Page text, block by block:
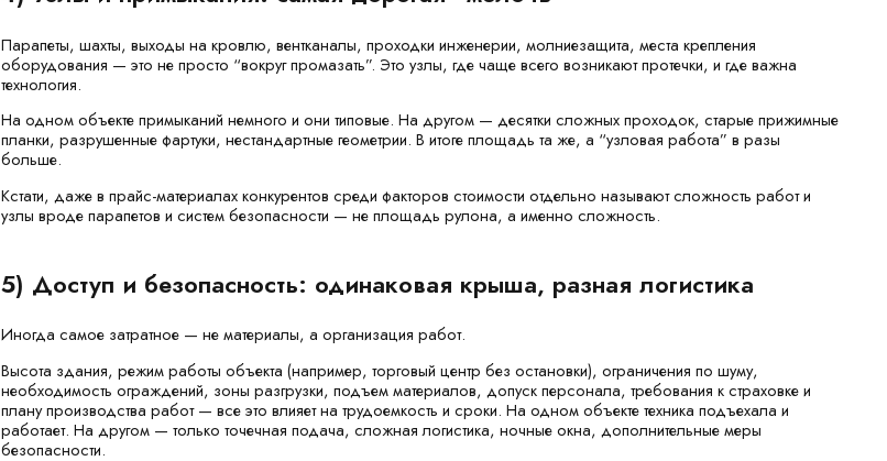
Парапеты, шахты, выходы на кровлю, вентканалы, проходки инженерии, молниезащита, места крепления
оборудования — это не просто “вокруг промазать”. Это узлы, где чаще всего возникают протечки, и где важна
технология.
На одном объекте примыканий немного и они типовые. На другом — десятки сложных проходок, старые прижимные
планки, разрушенные фартуки, нестандартные геометрии. В итоге площадь та же, а “узловая работа” в разы
больше.
Кстати, даже в прайс-материалах конкурентов среди факторов стоимости отдельно называют сложность работ и
узлы вроде парапетов и систем безопасности — не площадь рулона, а именно сложность.
5) Доступ и безопасность: одинаковая крыша, разная логистика
Иногда самое затратное — не материалы, а организация работ.
Высота здания, режим работы объекта (например, торговый центр без остановки), ограничения по шуму,
необходимость ограждений, зоны разгрузки, подъем материалов, допуск персонала, требования к страховке и
плану производства работ — все это влияет на трудоемкость и сроки. На одном объекте техника подъехала и
работает. На другом — только точечная подача, сложная логистика, ночные окна, дополнительные меры
безопасности.